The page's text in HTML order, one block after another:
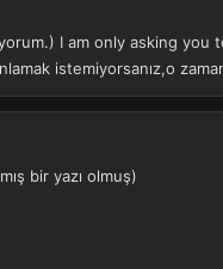
I am only asking
istemiyorsanız,o zaman
bir yazı olmuş)